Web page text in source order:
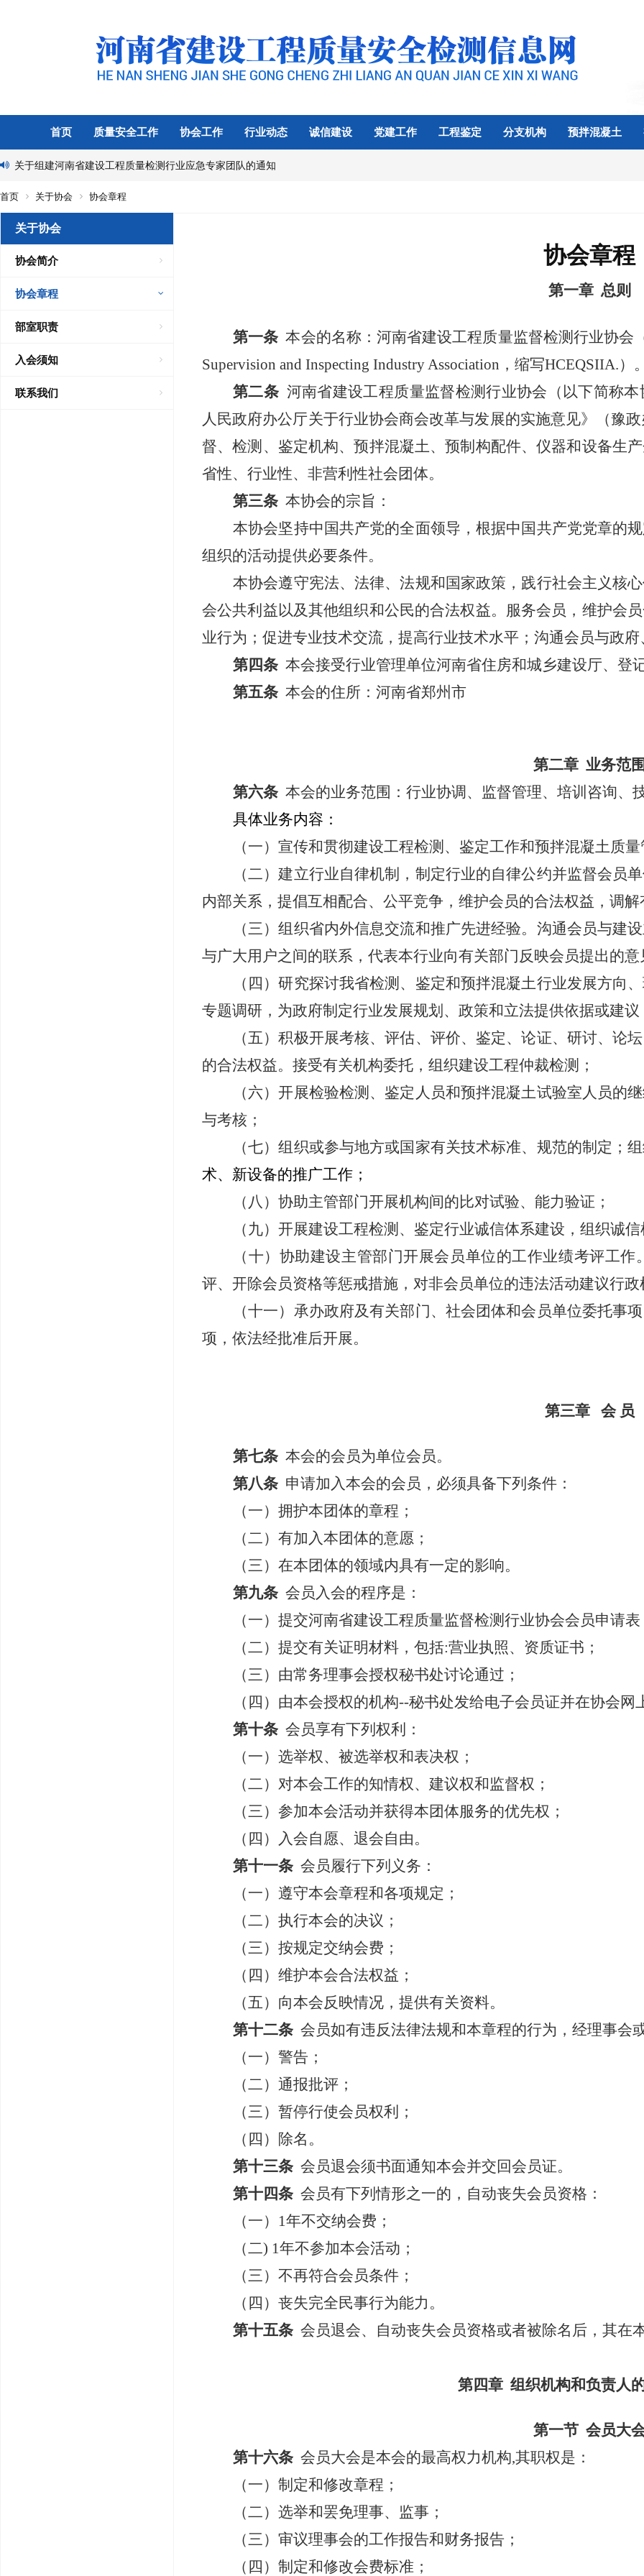
首页 质量安全工作 协会工作 行业动态 诚信建设 党建工作 工程鉴定 分支机构 预拌混凝土
关于组建河南省建设工程质量检测行业应急专家团队的通知
首页 关于协会 协会章程
关于协会
协会简介
协会章程
部室职责
入会须知
联系我们
协会章程
第一章 总则
第一条 本会的名称：河南省建设工程质量监督检测行业协会
Supervision and Inspecting Industry Association ，缩写HCEQSIIA.）。
第二条 河南省建设工程质量监督检测行业协会（以下简称本
人民政府办公厅关于行业协会商会改革与发展的实施意见》（豫政
督、检测、鉴定机构、预拌混凝土、预制构配件、仪器和设备生
省性、行业性、非营利性社会团体。
第三条 本协会的宗旨：
本协会坚持中国共产党的全面领导，根据中国共产党党章的
组织的活动提供必要条件。
本协会遵守宪法、法律、法规和国家政策，践行社会主义核
会公共利益以及其他组织和公民的合法权益。服务会员，维护会
业行为；促进专业技术交流，提高行业技术水平；沟通会员与政府
第四条 本会接受行业管理单位河南省住房和城乡建设厅、登
第五条 本会的住所：河南省郑州市
第二章 业务范围
第六条 本会的业务范围：行业协调、监督管理、培训咨询、
具体业务内容：
（一）宣传和贯彻建设工程检测、鉴定工作和预拌混凝土质
（二）建立行业自律机制，制定行业的自律公约并监督会员
内部关系，提倡互相配合、公平竞争，维护会员的合法权益，调解
（三）组织省内外信息交流和推广先进经验。沟通会员与建
与广大用户之间的联系，代表本行业向有关部门反映会员提出的意
（四）研究探讨我省检测、鉴定和预拌混凝土行业发展方向
专题调研，为政府制定行业发展规划、政策和立法提供依据或建议
（五）积极开展考核、评估、评价、鉴定、论证、研讨、论
的合法权益。接受有关机构委托，组织建设工程仲裁检测；
（六）开展检验检测、鉴定人员和预拌混凝土试验室人员的
与考核；
（七）组织或参与地方或国家有关技术标准、规范的制定；
术、新设备的推广工作；
（八）协助主管部门开展机构间的比对试验、能力验证；
（九）开展建设工程检测、鉴定行业诚信体系建设，组织诚
（十）协助建设主管部门开展会员单位的工作业绩考评工
评、开除会员资格等惩戒措施，对非会员单位的违法活动建议行政
（十一）承办政府及有关部门、社会团体和会员单位委托事项
项，依法经批准后开展。
第三章 会 员
第七条 本会的会员为单位会员。
第八条 申请加入本会的会员，必须具备下列条件：
（一）拥护本团体的章程；
（二）有加入本团体的意愿；
（三）在本团体的领域内具有一定的影响。
第九条 会员入会的程序是：
（一）提交河南省建设工程质量监督检测行业协会会员申请表
（二）提交有关证明材料，包括:营业执照、资质证书；
（三）由常务理事会授权秘书处讨论通过；
（四）由本会授权的机构--秘书处发给电子会员证并在协会网
第十条 会员享有下列权利：
（一）选举权、被选举权和表决权；
（二）对本会工作的知情权、建议权和监督权；
（三）参加本会活动并获得本团体服务的优先权；
（四）入会自愿、退会自由。
第十一条 会员履行下列义务：
（一）遵守本会章程和各项规定；
（二）执行本会的决议；
（三）按规定交纳会费；
（四）维护本会合法权益；
（五）向本会反映情况，提供有关资料。
第十二条 会员如有违反法律法规和本章程的行为，经理事会
（一）警告；
（二）通报批评；
（三）暂停行使会员权利；
（四）除名。
第十三条 会员退会须书面通知本会并交回会员证。
第十四条 会员有下列情形之一的，自动丧失会员资格：
（一） 1年不交纳会费；
（二) 1年不参加本会活动；
（三）不再符合会员条件；
（四）丧失完全民事行为能力。
第十五条 会员退会、自动丧失会员资格或者被除名后，其在
第四章 组织机构和负责人
第一节 会员大
第十六条 会员大会是本会的最高权力机构,其职权是：
（一）制定和修改章程；
（二）选举和罢免理事、监事；
（三）审议理事会的工作报告和财务报告；
（四）制定和修改会费标准；